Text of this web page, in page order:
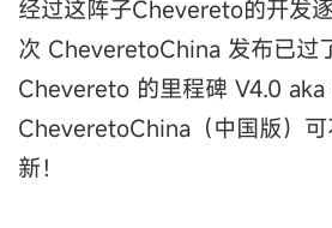
经过这阵子Chevereto的开发
次 CheveretoChina 发布已过
Chevereto 的里程碑 V4.0 aka
CheveretoChina（中国版）
新！